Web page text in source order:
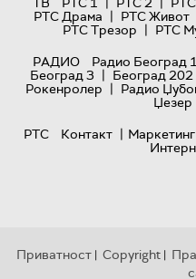
РТС Драма | РТС Живот
РТС Трезор | РТС
РАДИО
Радио Београд 1
Београд 3 | Београд 202
Рокенролер | Радио
Џезер
РТС
Контакт | Маркетинг
Приватност | Copyright |